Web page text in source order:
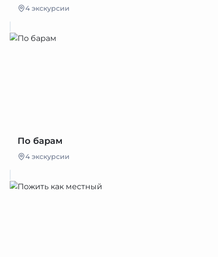
4 экскурсии
По барам
4 экскурсии